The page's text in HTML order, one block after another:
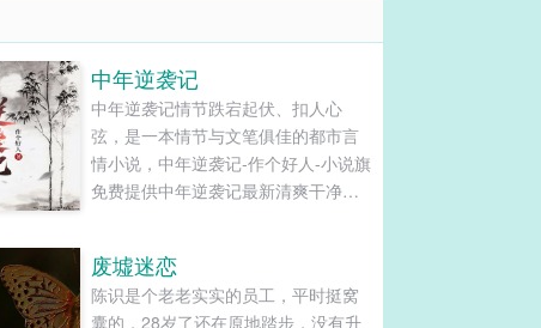
中年逆袭记
中年逆袭记情节跌宕起伏、扣人心
弦，是一本情节与文笔俱佳的都市言
情小说，中年逆袭记-作个好人-小说旗
免费提供中年逆袭记最新清爽干净的
废墟迷恋
陈识是个老老实实的员工，平时挺窝
囊的，28岁了还在原地踏步，没有升